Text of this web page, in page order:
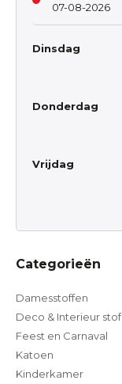
07-08-2026
Dinsdag
Donderdag
Vrijdag
Categorieën
Damesstoffen
Deco & Interieur stof
Feest en Carnaval
Katoen
Kinderkamer